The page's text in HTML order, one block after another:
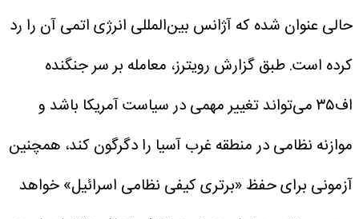
حالی عنوان شده که آژانس بین‌المللی انرژی اتمی آن را رد
کرده است.طبق گزارش رویترز، معامله بر سر جنگنده
اف۳۵ می‌تواند تغییر مهمی در سیاست آمریکا باشد و
موازنه نظامی در منطقه غرب آسیا را دگرگون کند، همچنین
آزمونی برای حفظ «برتری کیفی نظامی اسرائیل» خواهد